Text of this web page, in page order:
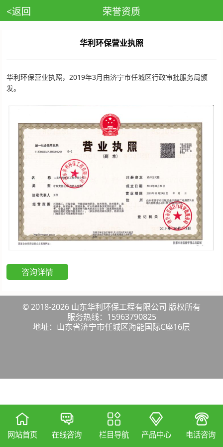
<返回 荣誉资质
华利环保营业执照
华利环保营业执照，2019年3月由济宁市任城区行政审批服务局颁
发。
咨询详情
© 2018-2026 山东华利环保工程有限公司 版权所有
服务热线：15963790825
地址：山东省济宁市任城区海能国际C座16层
网站首页 在线咨询 栏目导航 产品中心 电话咨询